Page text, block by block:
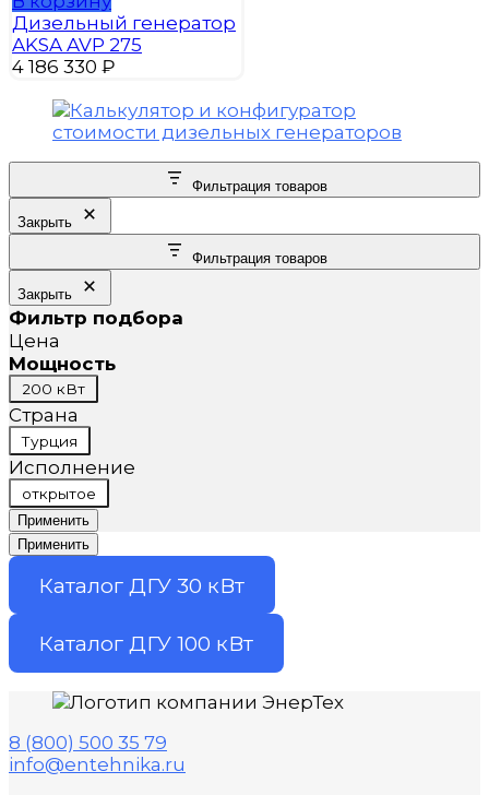
Дизельный генератор
AKSA AVP 275
4 186 330 ₽
Фильтрация товаров
Закрыть
Фильтрация товаров
Закрыть
Фильтр подбора
Цена
Мощность
Мощность
200 кВт
Страна
Страна
Турция
Исполнение
Исполнение
открытое
Применить
Применить
Каталог ДГУ 30 кВт
Каталог ДГУ 100 кВт
8 (800) 500 35 79
info@entehnika.ru